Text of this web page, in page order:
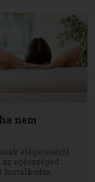
nem
elégetéséről
egészséged
lustálkodsz.